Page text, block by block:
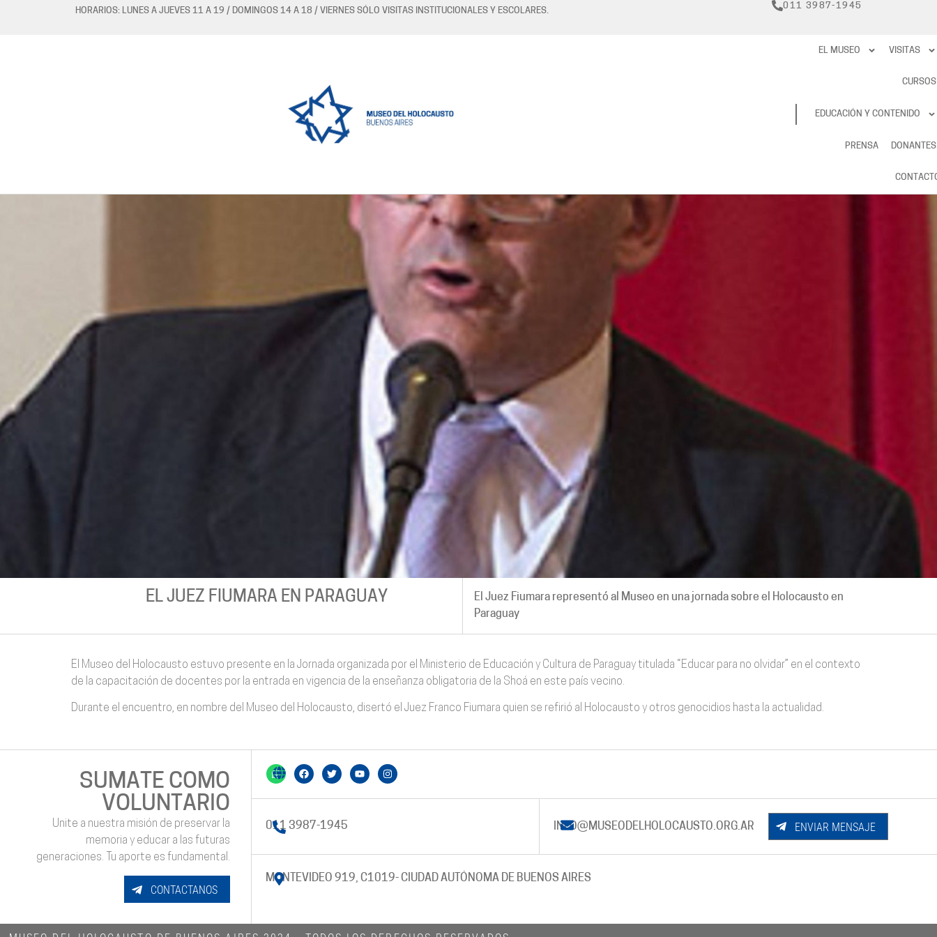
HORARIOS: LUNES A JUEVES 11 A 19 / DOMINGOS 14 A 18 / VIERNES SÓLO VISITAS INSTITUCIONALES Y ESCOLARES.
011 3987-1945
RESERVAS
EL MUSEO VISITAS
CURSOS
EDUCACIÓN Y CONTENIDO
PRENSA DONANTES
EL JUEZ FIUMARA EN PARAGUAY
El Juez Fiumara representó al Museo en una jornada sobre el Holocausto en
Paraguay
El Museo del Holocausto estuvo presente en la Jornada organizada por el Ministerio de Educación y Cultura de Paraguay titulada “Educar para no olvidar” en el contexto
de la capacitación de docentes por la entrada en vigencia de la enseñanza obligatoria de la Shoá en este país vecino.
Durante el encuentro, en nombre del Museo del Holocausto, disertó el Juez Franco Fiumara quien se refirió al Holocausto y otros genocidios hasta la actualidad.
SUMATE COMO
VOLUNTARIO
Unite a nuestra misión de preservar la
memoria y educar a las futuras
generaciones. Tu aporte es fundamental.
CONTACTANOS
011 3987-1945 INFO@MUSEODELHOLOCAUSTO.ORG.AR ENVIAR MENSAJE
MONTEVIDEO 919, C1019- CIUDAD AUTÓNOMA DE BUENOS AIRES